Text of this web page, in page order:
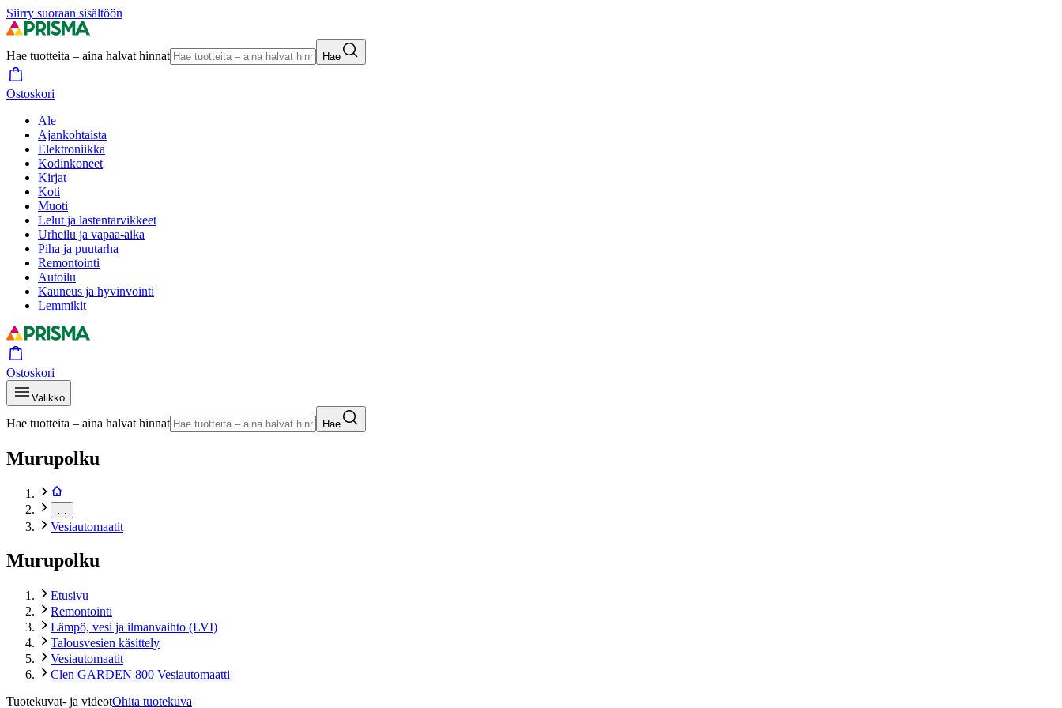
Siirry suoraan sisältöön
Hae tuotteita – aina halvat hinnat Hae
Ostoskori
Ale
Ajankohtaista
Elektroniikka
Kodinkoneet
Kirjat
Koti
Muoti
Lelut ja lastentarvikkeet
Urheilu ja vapaa-aika
Piha ja puutarha
Remontointi
Autoilu
Kauneus ja hyvinvointi
Lemmikit
Ostoskori
Valikko
Hae tuotteita – aina halvat hinnat Hae
Murupolku
Vesiautomaatit
Murupolku
Etusivu
Remontointi
Lämpö, vesi ja ilmanvaihto (LVI)
Talousvesien käsittely
Vesiautomaatit
Clen GARDEN 800 Vesiautomaatti
Tuotekuvat- ja videotOhita tuotekuva